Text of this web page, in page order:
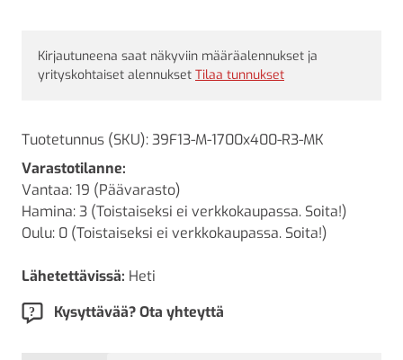
Kirjautuneena saat näkyviin määräalennukset ja
yrityskohtaiset alennukset Tilaa tunnukset
Tuotetunnus (SKU):39F13-M-1700x400-R3-MK
Varastotilanne:
Vantaa: 19 (Päävarasto)
Hamina: 3 (Toistaiseksi ei verkkokaupassa. Soita!)
Oulu: 0 (Toistaiseksi ei verkkokaupassa. Soita!)
Lähetettävissä: Heti
Kysyttävää? Ota yhteyttä